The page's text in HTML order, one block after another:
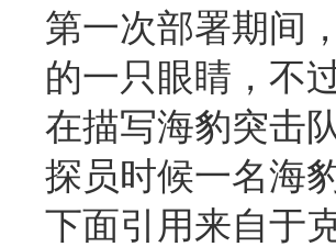
第一次部署期间
的一只眼睛，不
在描写海豹突击
探员时候一名海
下面引用来自于